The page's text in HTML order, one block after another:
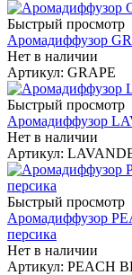
Быстрый просмотр
Аромадиффузор
Нет в наличии
Артикул: GRAPE
Быстрый просмотр
Аромадиффузор
Нет в наличии
Артикул:
Быстрый просмотр
Аромадиффузор
персика
Нет в наличии
Артикул: PEACH